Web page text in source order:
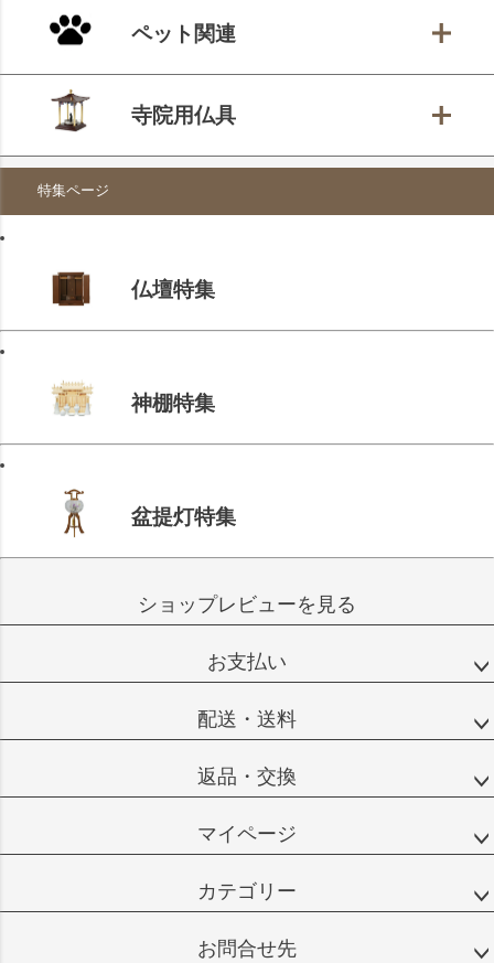
ペット関連
寺院用仏具
特集ページ
仏壇特集
神棚特集
盆提灯特集
ショップレビューを見る
お支払い
配送・送料
返品・交換
マイページ
カテゴリー
お問合せ先